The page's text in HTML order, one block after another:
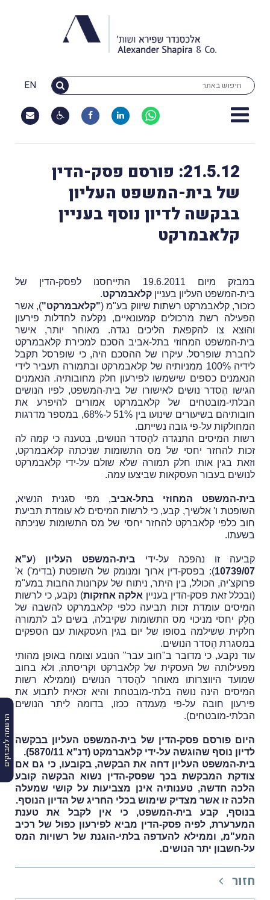
EN
הרשמה למבזקים
21.5.12: פורסם פסק-הדין
של בית-המשפט העליון
בבקשה לדיון נוסף בעניין
קלאבמרקט
במבזק מיום 19.6.2011 התייחסנו לפסק-הדין של
בית-המשפט העליון בעניין קלאבמרקט.
כזכור, קלאבמרקט רשתות שיווק בע"מ ("קלאבמרקט"), אשר
הִפעילה רשת מרכולים קמעונאיים, נקלעה לחדלות פירעון
והוּצא צו להקפאת הליכים נגדה. מאוחר יותר, אישר
בית-המשפט המחוזי בתל-אביב הסכם למכירת קלאבמרקט
לחברת שופרסל. עיקרו של ההסכם היה, כי שופרסל תקבל
לידיה 100% ממניותיה של קלאבמרקט ובתמורה תעביר לידי
הנאמנים כספים שישמשו לפירעון חלק מחובותיה. הנאמנים
הגישו הֶסדר נושים לאישורו של בית-המשפט, לפיו הנושים
הבלתי-מובטחים של קלאבמרקט אמורים להיפרע את
חובותיהם בשיעורים שינועו בין 51% ל-68%, במספר מדרגות
המחולקות על-פי גובה נשייתם.
רשות המיסים התנגדה להֶסדר הנושים, בטענה כי קמה לה
זכות להחזר יחסי של מס התשומות שניכתה קלאבמרקט,
וזאת בגין אותו חלק תמורה שלא שולם על-ידי קלאבמרקט
לנושים בעבור העסקאות שביצעו עִמה.
בית-המשפט המחוזי בתל-אביב, מפי סגנית הנשיא,
השופטת ו' אלשיך, קבע, כי לרשות המיסים לא עומדת תביעת
חוב כלפי קלאברקט להחזר יחסי של מס התשומות שניכתה
בשעתו.
קביעה זו נהפכה על-ידי בית-המשפט העליון (ע"א
10739/07): בפסק-דין ארוך ומנומק של השופטת (בדימ') א'
פרוקצ'יה, הכולל, בין היתר, ניתוח של עקרונות החבות במע"מ
(ובכלל זאת פסק-הדין בעניין אלקה אחזקות) נקבע, כי לרשות
המיסים עומדת זכות תביעה כלפי קלאבמרקט להשבה של
חֵלֶק יחסי מניכוי מס התשומות שקיבלה, בשים לב לתמורה
חלקית ששילמה בסופו של יום בגין העסקאות עם הספקים
במסגרת הֶסדר הנושים.
עוד נקבע, כי מדובר ב"חוב עבר" הנובע וצומח באופן מהותי
מפעילותה של העסקית של קלאברקט וקריסתה, ולא בחוב
שמועד היווצרותו מאוחר להֶסדר הנושים (וממילא רשות
המיסים הינה נושה בלתי-מובטחת והיא זכאית לתבוע את
פירעון חובה על-פי מַעמדה ככזו, בדומה ליתר הנושים
הבלתי-מובטחים).
היום פורסם פסק-הדין של בית-המשפט העליון בבקשה
לדיון נוסף שהוגשה על-ידי קלאברמקט (דנ"א 5870/11
).
בית-המשפט העליון דחה את הבקשה, בקובעו, כי גם אם
צודקת המבקשת בכך שפסק-הדין נשוא הבקשה קובע
הלכה חדשה, טענותיה אינן מצביעות על קושי שמעלה
הלכה זו אשר מצדיק שימוש בכלי החריג של הדיון הנוסף.
בנוסף, קבע בית-המשפט, כי אין לקבל את טענת
המערערת, לפיה פסק-הדין מביא לפירעון כפול של רכיב
המע"מ, וממילא להעדפה בלתי-הוגנת של רשויות המס
על-חשבון יתר הנושים.
חזור